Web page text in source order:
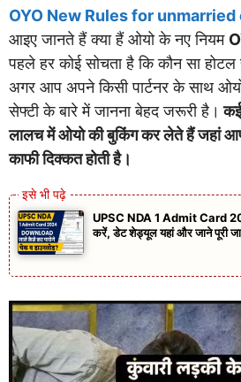
OYO New Rules for
आइए जानते हैं क्या हैं ओयो के नए नियम
पहले हर कोई सोचता है कि कौन सा होटल
अगर आप अपने किसी पार्टनर के साथ
सेफ्टी के बारे में जानना बेहद जरूरी है।
लालच में ओयो की बुकिंग कर लेते हैं जहां
काफी दिक्कत होती है।
UPSC NDA 1 Admit Card
करें, डेट शेड्यूल यहां और जाने पूरी